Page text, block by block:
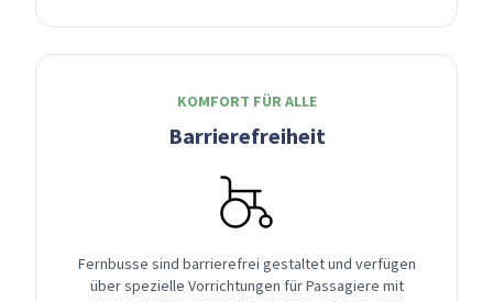
KOMFORT FÜR ALLE
Barrierefreiheit
Fernbusse sind barrierefrei gestaltet und verfügen
über spezielle Vorrichtungen für Passagiere mit